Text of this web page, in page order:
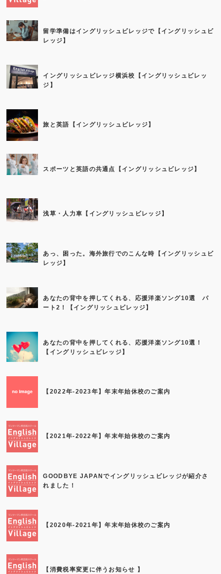
留学準備はイングリッシュビレッジで【イングリッシュビ
レッジ】
イングリッシュビレッジ横浜校【イングリッシュビレッ
ジ】
旅と英語【イングリッシュビレッジ】
スポーツと英語の共通点【イングリッシュビレッジ】
浅草・人力車【イングリッシュビレッジ】
あっ、困った。海外旅行でのこんな時【イングリッシュビ
レッジ】
あなたの背中を押してくれる、応援洋楽ソング10選 パ
ート2！【イングリッシュビレッジ】
あなたの背中を押してくれる、応援洋楽ソング10選！
【イングリッシュビレッジ】
【2022年-2023年】年末年始休校のご案内
【2021年-2022年】年末年始休校のご案内
GOODBYE JAPANでイングリッシュビレッジが紹介さ
れました！
【2020年-2021年】年末年始休校のご案内
【消費税率変更に伴うお知らせ 】